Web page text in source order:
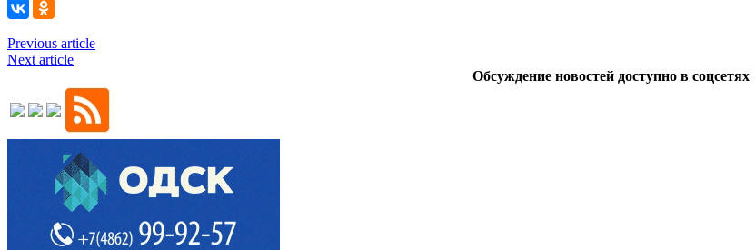
Previous article
Next article
Обсуждение новостей доступно в соцсетях